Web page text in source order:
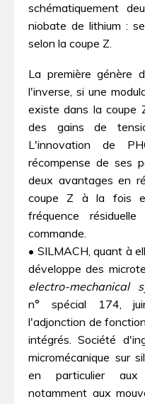
schématiquement
niobate de lithium :
selon la coupe Z.
La première génère
l'inverse, si une
existe dans la coupe
des gains de
L'innovation de
récompense de ses
deux avantages en
coupe Z à la fois
fréquence
commande.
• SILMACH, quant à
développe des
electro-mechanical
n° spécial 174,
l'adjonction de
intégrés. Société
micromécanique sur
en particulier
notamment aux